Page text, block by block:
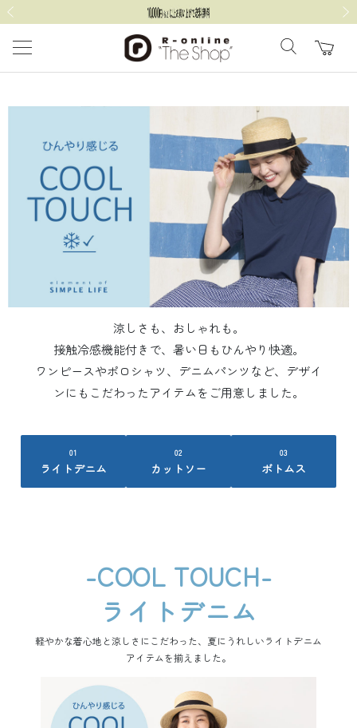
涼しさも、おしゃれも。
接触冷感機能付きで、暑い日もひんやり快適。
ワンピースやポロシャツ、デニムパンツなど、デザイ
ンにもこだわったアイテムをご用意しました。
01
ライトデニム
02
カットソー
03
ボトムス
-COOL TOUCH-
ライトデニム
軽やかな着心地と涼しさにこだわった、夏にうれしいライトデニム
アイテムを揃えました。